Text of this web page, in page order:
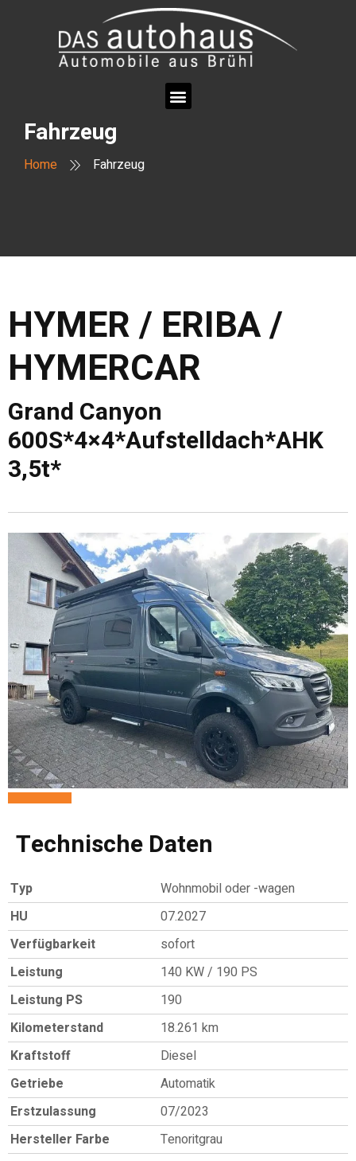
Fahrzeug
Home Fahrzeug
HYMER / ERIBA /
HYMERCAR
Grand Canyon
600S*4×4*Aufstelldach*AHK
3,5t*
Technische Daten
Typ
Wohnmobil oder -wagen
HU
07.2027
Verfügbarkeit
sofort
Leistung
140 KW / 190 PS
Leistung PS
190
Kilometerstand
18.261 km
Kraftstoff
Diesel
Getriebe
Automatik
Erstzulassung
07/2023
Hersteller Farbe
Tenoritgrau